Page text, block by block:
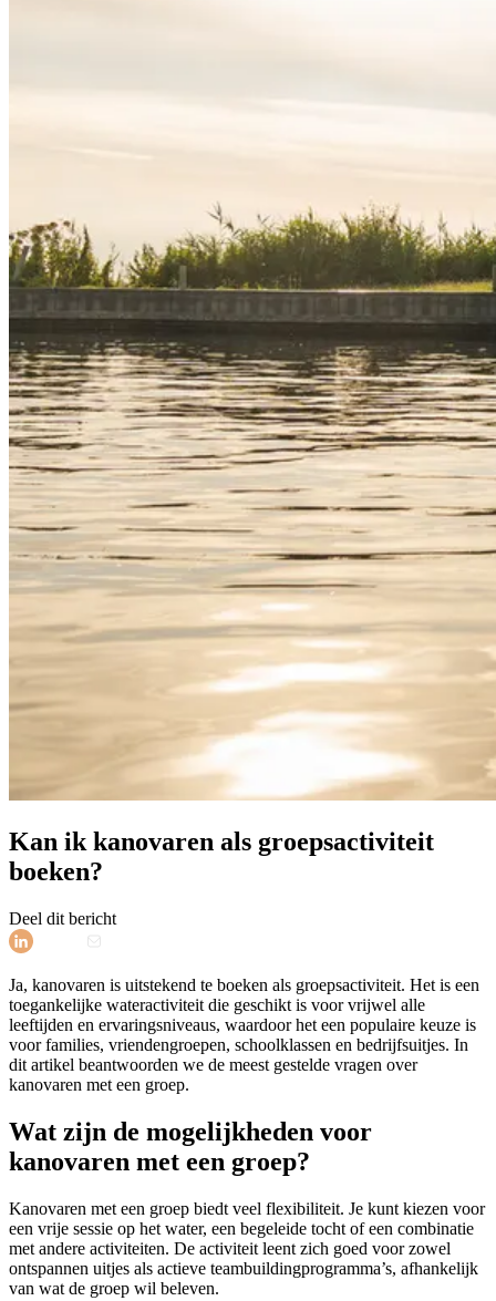
Kan ik kanovaren als groepsactiviteit
boeken?
Deel dit bericht
Ja, kanovaren is uitstekend te boeken als groepsactiviteit. Het is een
toegankelijke wateractiviteit die geschikt is voor vrijwel alle
leeftijden en ervaringsniveaus, waardoor het een populaire keuze is
voor families, vriendengroepen, schoolklassen en bedrijfsuitjes. In
dit artikel beantwoorden we de meest gestelde vragen over
kanovaren met een groep.
Wat zijn de mogelijkheden voor
kanovaren met een groep?
Kanovaren met een groep biedt veel flexibiliteit. Je kunt kiezen voor
een vrije sessie op het water, een begeleide tocht of een combinatie
met andere activiteiten. De activiteit leent zich goed voor zowel
ontspannen uitjes als actieve teambuildingprogramma’s, afhankelijk
van wat de groep wil beleven.